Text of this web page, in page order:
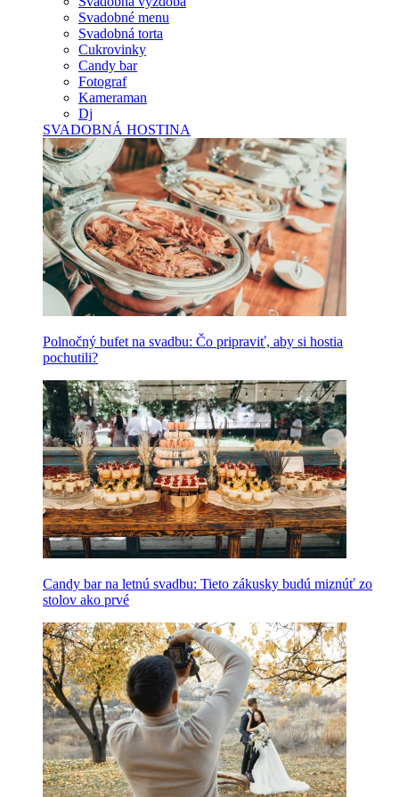
Svadobné menu
Svadobná torta
Cukrovinky
Candy bar
Fotograf
Kameraman
Dj
SVADOBNÁ HOSTINA
Polnočný bufet na svadbu: Čo pripraviť, aby si hostia
pochutili?
Candy bar na letnú svadbu: Tieto zákusky budú miznúť zo
stolov ako prvé